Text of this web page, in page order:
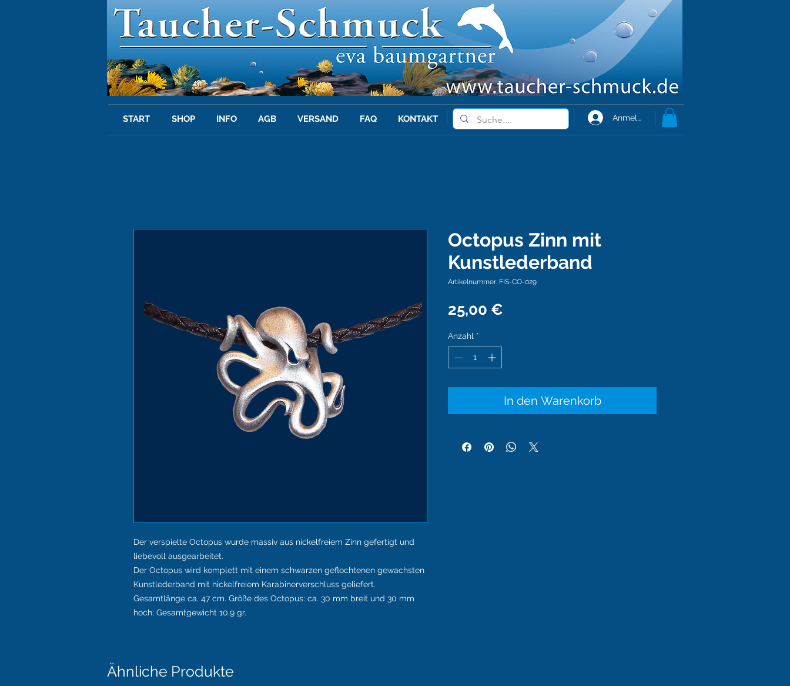
START SHOP INFO AGB VERSAND FAQ KONTAKT Anmelden
Der verspielte Octopus wurde massiv aus nickelfreiem Zinn gefertigt und
liebevoll ausgearbeitet.
Der Octopus wird komplett mit einem schwarzen geflochtenen gewachsten
Kunstlederband mit nickelfreiem Karabinerverschluss geliefert.
Gesamtlänge ca. 47 cm. Größe des Octopus: ca. 30 mm breit und 30 mm
hoch; Gesamtgewicht 10,9 gr.
Octopus Zinn mit
Kunstlederband
Artikelnummer: FIS-CO-029
25,00 €
Anzahl *
In den Warenkorb
Ähnliche Produkte